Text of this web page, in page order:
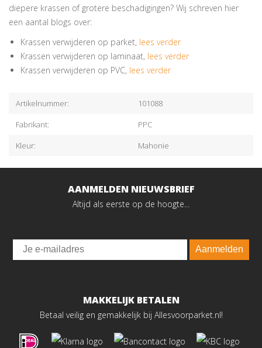
diepere krassen of grotere beschadigingen? Wij schreven hier
een aantal blogs over:
Krassen verwijderen op parket, lees verder
Krassen verwijderen op laminaat, lees verder
Krassen verwijderen op PVC, lees verder
Artikelnummer:
101088
Fabrikant:
PPC
Kleur:
Mahonie
AANMELDEN NIEUWSBRIEF
Altijd als eerste op de hoogte...
Email
Aanmelden
MAKKELIJK BETALEN
Betaal veilig en gemakkelijk bij Allesvoorparket.nl!